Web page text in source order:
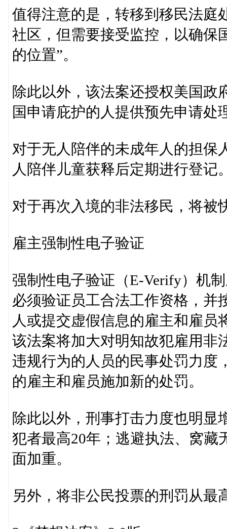
值得注意的是，转移到移民法庭
社区，但需要接受监控，以确保
的位置”。
除此以外，该法案还授权美国政
国申请庇护的人提供预先申请处
对于无人陪伴的未成年人的担保
人陪伴儿童获释后定期进行登记
对于再次入境的非法移民，将被
雇主强制性电子验证
强制性电子验证（E-Verify）机
必须验证员工合法工作资格，并
人或提交虚假信息的雇主和雇员
该法案将加大对明知故犯雇用非
违规行为的人员的民事处罚力度
的雇主和雇员施加新的处罚。
除此以外，刑事打击力度也明显
犯者最高20年；逃避执法、窝
面加重。
另外，将非公民投票的刑罚从最